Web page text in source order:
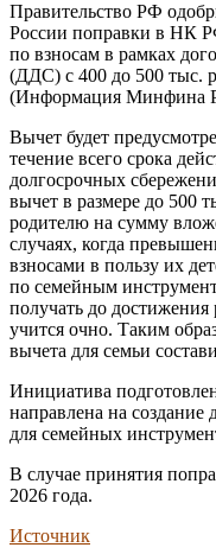
Правительство РФ
России поправки в НК
по взносам в рамках
(ДДС) с 400 до 500 тыс.
(Информация Минфина
Вычет будет
течение всего срока
долгосрочных
вычет в размере до 500
родителю на сумму
случаях, когда
взносами в пользу их
по семейным
получать до достижения
учится очно. Таким
вычета для семьи
Инициатива
направлена на
для семейных
В случае принятия
2026 года.
Источник